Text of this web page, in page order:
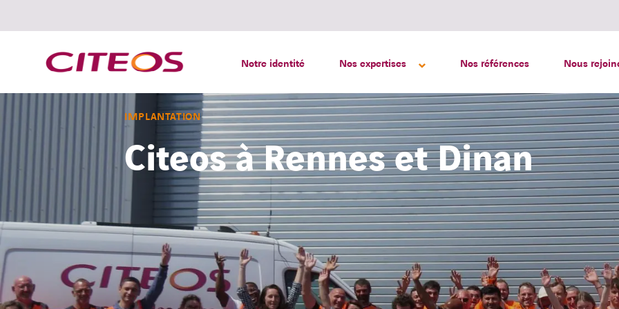
Notre identité Nos expertises Nos références Nous
Rechercher :
IMPLANTATION
Citeos à Rennes et Dinan